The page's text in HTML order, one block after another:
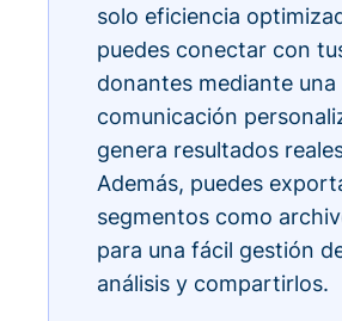
solo eficiencia
puedes conectar con
donantes mediante una
comunicación
genera resultados
Además, puedes
segmentos como
para una fácil gestión
análisis y compartirlos.